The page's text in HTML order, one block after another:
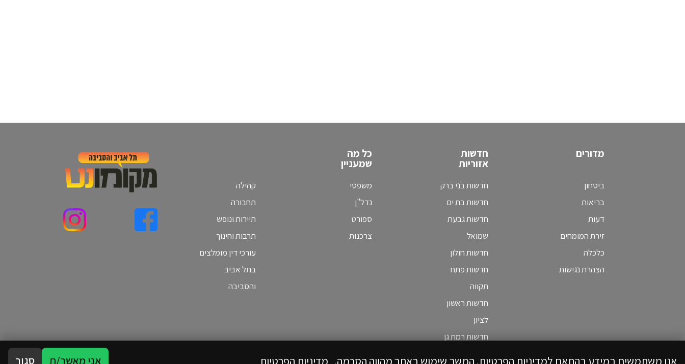
מדורים
ביטחון
בריאות
דעות
זירת המומחים
כלכלה
הצהרת נגישות
חדשות
אזוריות
חדשות בני ברק
חדשות בת ים
חדשות גבעת
שמואל
חדשות חולון
חדשות פתח
תקווה
חדשות ראשון
לציון
חדשות רמת גן
כל מה
שמעניין
משפטי
נדל"ן
ספורט
צרכנות
קהילה
תחבורה
תיירות ונופש
תרבות וחינוך
עורכי דין מומלצים
בתל אביב
והסביבה
אנו משתמשים במידע בהתאם למדיניות הפרטיות. המשך שימוש באתר מהווה הסכמה. מדיניות הפרטיות אני מאשר/ת סגור